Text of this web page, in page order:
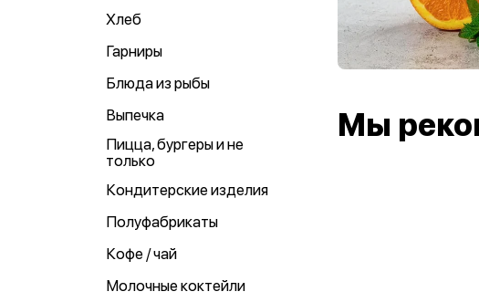
Хлеб
Гарниры
Блюда из рыбы
Выпечка
Пицца, бургеры и не
только
Кондитерские изделия
Полуфабрикаты
Кофе / чай
Молочные коктейли
Мы